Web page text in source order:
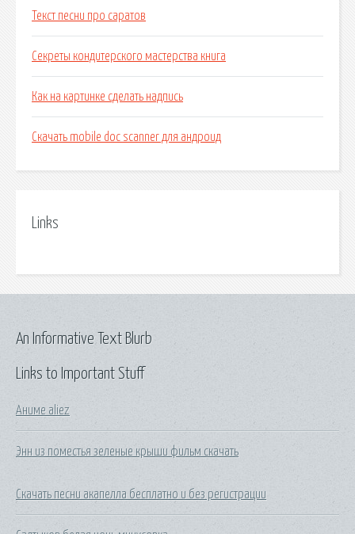
Текст песни про саратов
Секреты кондитерского мастерства книга
Как на картинке сделать надпись
Скачать mobile doc scanner для андроид
Links
Links to Important Stuff
Аниме aliez
Энн из поместья зеленые крыши фильм скачать
Скачать песни акапелла бесплатно и без регистрации
An Informative Text Blurb